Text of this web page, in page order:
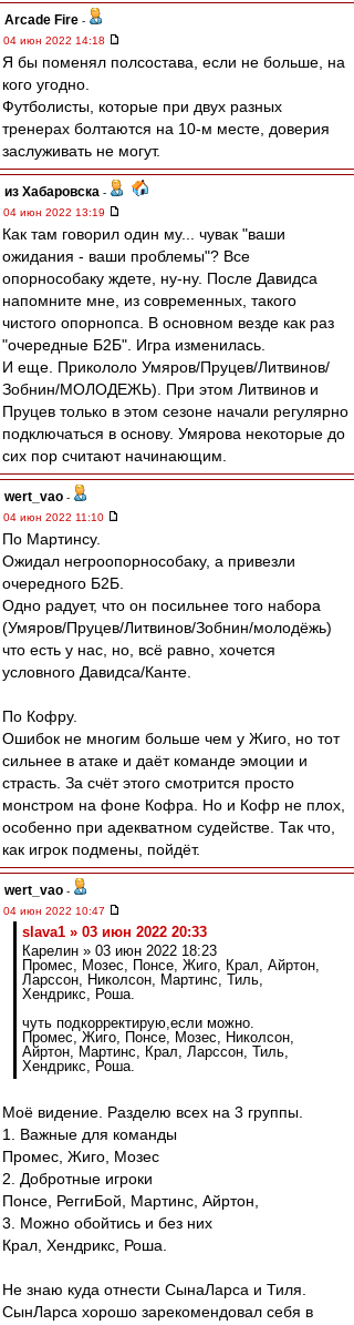
Arcade Fire -
04 июн 2022 14:18
Я бы поменял полсостава, если не больше, на
кого угодно.
Футболисты, которые при двух разных
тренерах болтаются на 10-м месте, доверия
заслуживать не могут.
из Хабаровска -
04 июн 2022 13:19
Как там говорил один му... чувак "ваши
ожидания - ваши проблемы"? Все
опорнособаку ждете, ну-ну. После Давидса
напомните мне, из современных, такого
чистого опорнопса. В основном везде как раз
"очередные Б2Б". Игра изменилась.
И еще. Прикололо Умяров/Пруцев/Литвинов/
Зобнин/МОЛОДЕЖЬ). При этом Литвинов и
Пруцев только в этом сезоне начали регулярно
подключаться в основу. Умярова некоторые до
сих пор считают начинающим.
wert_vao -
04 июн 2022 11:10
По Мартинсу.
Ожидал негроопорнособаку, а привезли
очередного Б2Б.
Одно радует, что он посильнее того набора
(Умяров/Пруцев/Литвинов/Зобнин/молодёжь)
что есть у нас, но, всё равно, хочется
условного Давидса/Канте.
По Кофру.
Ошибок не многим больше чем у Жиго, но тот
сильнее в атаке и даёт команде эмоции и
страсть. За счёт этого смотрится просто
монстром на фоне Кофра. Но и Кофр не плох,
особенно при адекватном судействе. Так что,
как игрок подмены, пойдёт.
wert_vao -
04 июн 2022 10:47
slava1 » 03 июн 2022 20:33
Карелин » 03 июн 2022 18:23
Промес, Мозес, Понсе, Жиго, Крал, Айртон,
Ларссон, Николсон, Мартинс, Тиль,
Хендрикс, Роша.
чуть подкорректирую,если можно.
Промес, Жигo, Понсе, Мозес, Николсон,
Айртон, Мартинс, Крал, Ларссон, Тиль,
Хендрикс, Роша.
Моё видение. Разделю всех на 3 группы.
1. Важные для команды
Промес, Жиго, Мозес
2. Добротные игроки
Понсе, РеггиБой, Мартинс, Айртон,
3. Можно обойтись и без них
Крал, Хендрикс, Роша.
Не знаю куда отнести СынаЛарса и Тиля.
СынЛарса хорошо зарекомендовал себя в